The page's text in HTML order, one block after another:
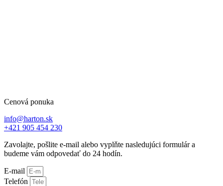
Cenová ponuka
info@harton.sk
+421 905 454 230
Zavolajte, pošlite e-mail alebo vyplňte nasledujúci formulár a
budeme vám odpovedať do 24 hodín.
E-mail
Telefón